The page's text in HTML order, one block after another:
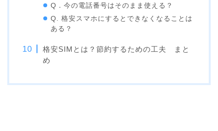
Q．今の電話番号はそのまま使える？
Q. 格安スマホにするとできなくなることは
ある？
格安SIMとは？節約するための工夫 まと
め